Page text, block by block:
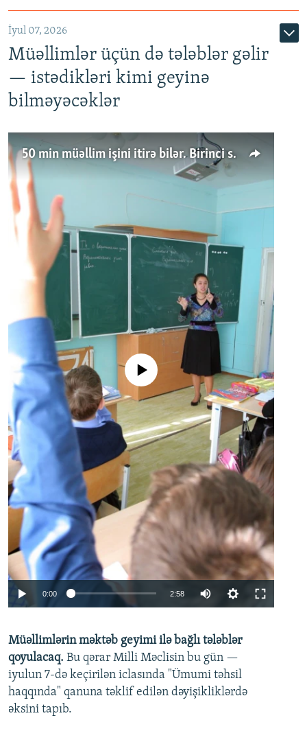
İyul 07, 2026
Müəllimlər üçün də tələblər gəlir
— istədikləri kimi geyinə
bilməyəcəklər
50 min müəllim işini itirə bilər. Birinci sinfə gedənlər azalır
No media source currently available
0:00 2:58
360p
480p
720p
Müəllimlərin məktəb geyimi ilə bağlı tələblər
qoyulacaq. Bu qərar Milli Məclisin bu gün —
iyulun 7-də keçirilən iclasında "Ümumi təhsil
haqqında" qanuna təklif edilən dəyişikliklərdə
əksini tapıb.